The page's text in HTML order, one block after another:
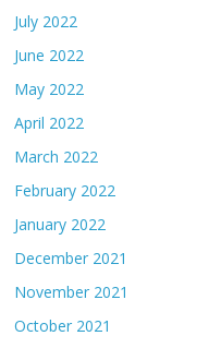
July 2022
June 2022
May 2022
April 2022
March 2022
February 2022
January 2022
December 2021
November 2021
October 2021